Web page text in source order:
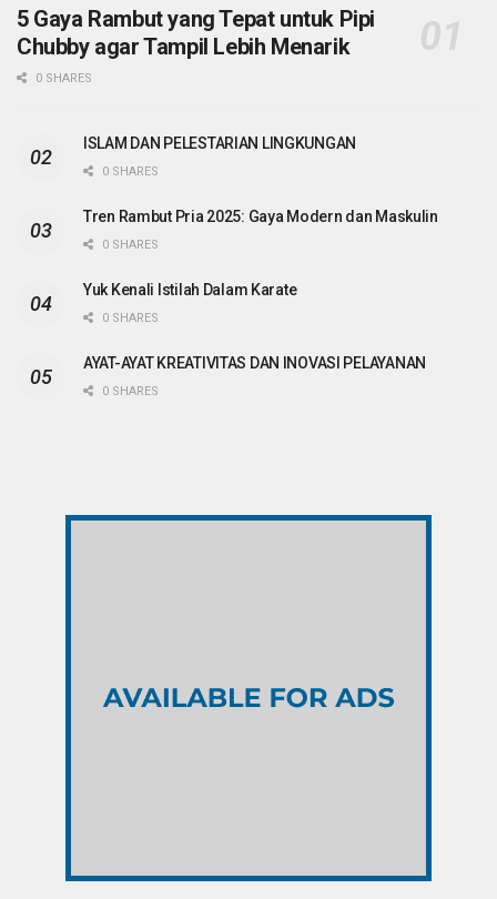
5 Gaya Rambut yang Tepat untuk Pipi
Chubby agar Tampil Lebih Menarik
0 SHARES
ISLAM DAN PELESTARIAN LINGKUNGAN
0 SHARES
Tren Rambut Pria 2025: Gaya Modern dan Maskulin
0 SHARES
Yuk Kenali Istilah Dalam Karate
0 SHARES
AYAT-AYAT KREATIVITAS DAN INOVASI PELAYANAN
0 SHARES